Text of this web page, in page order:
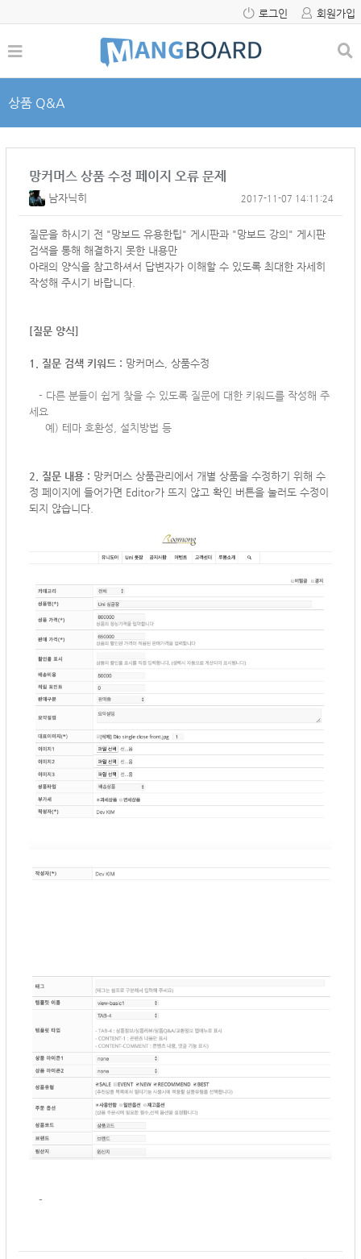
로그인 회원가입
상품 Q&A
망커머스 상품 수정 페이지 오류 문제
남자닉히 2017-11-07 14:11:24
질문을 하시기 전 "망보드 유용한팁" 게시판과 "망보드 강의" 게시판
검색을 통해 해결하지 못한 내용만
아래의 양식을 참고하셔서 답변자가 이해할 수 있도록 최대한 자세히
작성해 주시기 바랍니다.
[질문 양식]
1. 질문 검색 키워드 : 망커머스, 상품수정
- 다른 분들이 쉽게 찾을 수 있도록 질문에 대한 키워드를 작성해 주
세요
예) 테마 호환성, 설치방법 등
2. 질문 내용 : 망커머스 상품관리에서 개별 상품을 수정하기 위해 수
정 페이지에 들어가면 Editor가 뜨지 않고 확인 버튼을 눌러도 수정이
되지 않습니다.
-